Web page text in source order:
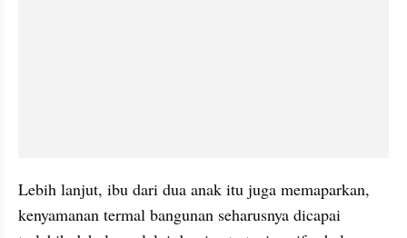
Lebih lanjut, ibu dari dua anak itu juga memaparkan,
kenyamanan termal bangunan seharusnya dicapai